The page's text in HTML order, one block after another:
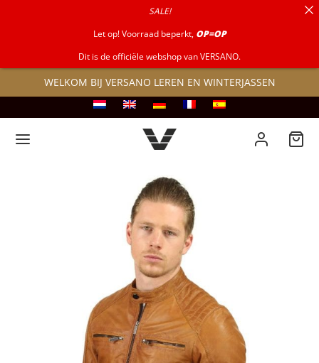
WELKOM BIJ VERSANO LEREN EN WINTERJASSEN
SALE!
Let op! Voorraad beperkt, OP=OP
Dit is de officiële webshop van VERSANO.